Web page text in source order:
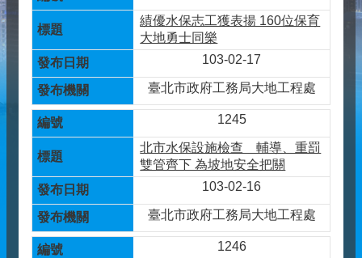
績優水保志工獲表揚 160位保育
大地勇士同樂
103-02-17
臺北市政府工務局大地工程處
1245
北市水保設施檢查 輔導、重罰
雙管齊下 為坡地安全把關
103-02-16
臺北市政府工務局大地工程處
1246